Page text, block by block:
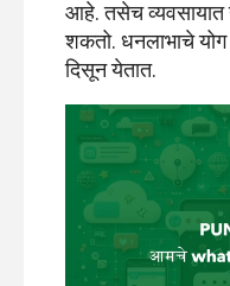
आहे. तसेच व्यवसायात
शकतो. धनलाभाचे
दिसून येतात.